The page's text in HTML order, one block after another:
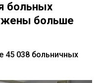
больных
больше
45 038 больничных